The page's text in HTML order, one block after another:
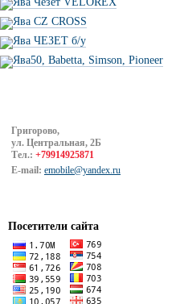
Ява CZ CROSS
Ява ЧЕЗЕТ б/у
Ява50, Babetta, Simson, Pioneer
Григорово,
ул. Центральная, 2Б
Тел.: +79914925871
E-mail: emobile@yandex.ru
Посетители сайта